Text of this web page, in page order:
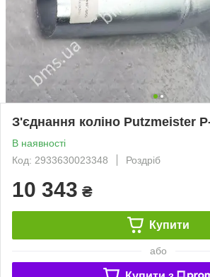
З'єднання коліно Putzmeister
В наявності
Код: 2933630023348
Роздріб
10 343 ₴
Купити
або